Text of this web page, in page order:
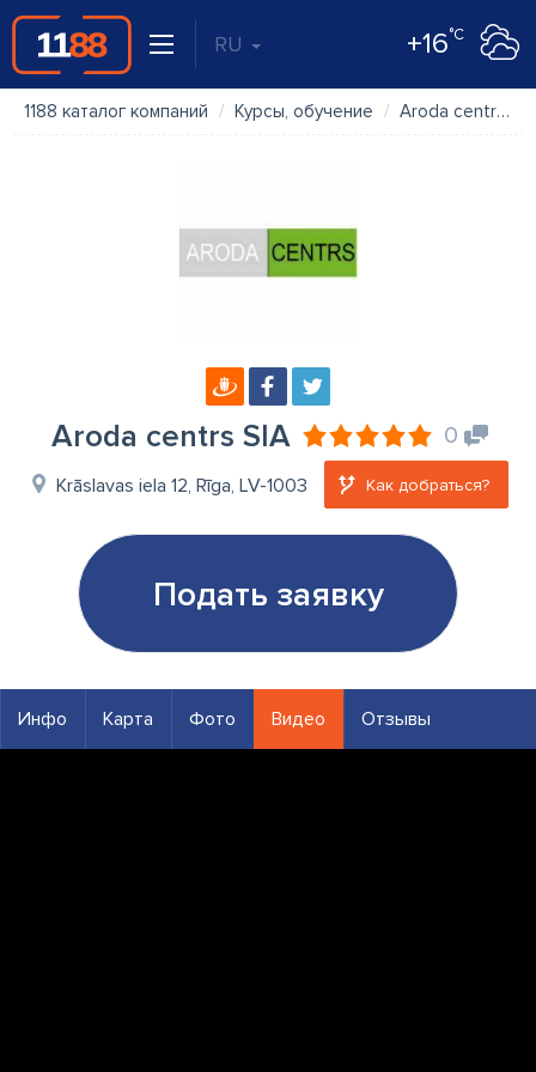
RU +16°C
1188 каталог компаний Курсы, обучение Aroda centrs SIA
Aroda centrs SIA 0
Krāslavas iela 12, Rīga, LV-1003 Как добраться?
Подать заявку
Инфо Карта Фото Видео Отзывы